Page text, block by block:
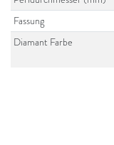
Fassung
Diamant Farbe